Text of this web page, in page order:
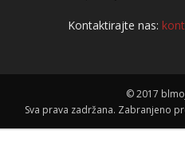
Kontaktirajte nas:
© 2017
Sva prava zadržana. Zabranjeno